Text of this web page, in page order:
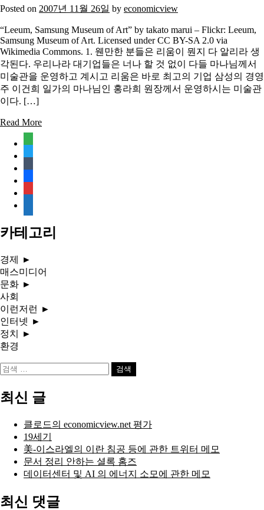
Posted on 2007년 11월 26일 by economicview
“Leeum, Samsung Museum of Art” by takato marui – Flickr: Leeum,
Samsung Museum of Art. Licensed under CC BY-SA 2.0 via
Wikimedia Commons. 1. 웬만한 분들은 리움이 뭔지 다 알리라 생
각된다. 우리나라 대기업들은 너나 할 것 없이 다들 마나님께서
미술관을 운영하고 계시고 리움은 바로 최고의 기업 삼성의 경영
주 이건희 일가의 마나님인 홍라희 원장께서 운영하시는 미술관
이다. […]
Read More
document
카테고리
경제
►
매스미디어
문화 ►
사회
이런저런
►
인터넷 ►
정치
►
환경
검
최신 글
클로드의 economicview.net 평가
19세기
美-이스라엘의 이란 침공 등에 관한 트위터 메모
문서 정리 안하는 셜록 홈즈
데이터센터 및 AI 의 에너지 소모에 관한 메모
최신 댓글